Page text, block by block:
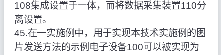
108集成设置于一体，而将数据采集装置110分
离设置。
45.在一实施例中，用于实现本技术实施例的图
片发送方法的示例电子设备100可以被实现为